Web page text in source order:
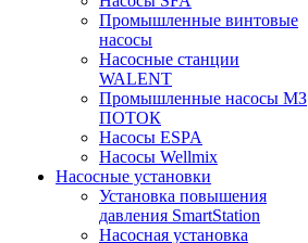
Промышленные винтовые
насосы
Насосные станции
WALENT
Промышленные насосы МЗ
ПОТОК
Насосы ESPA
Насосы Wellmix
Насосные установки
Установка повышения
давления SmartStation
Насосная установка